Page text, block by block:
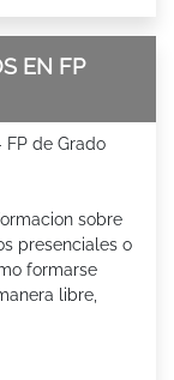
EN FP
FP de Grado
sobre
presenciales o
formarse
libre,